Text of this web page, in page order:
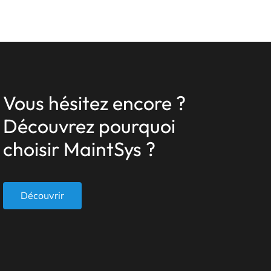
Vous hésitez encore ?
Découvrez pourquoi
choisir MaintSys ?
Découvrir